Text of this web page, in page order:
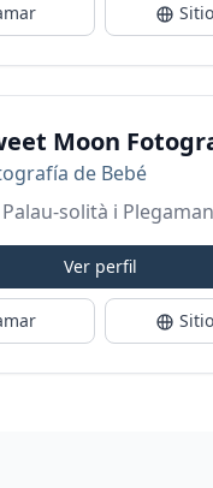
y Familia
Moon
de Bebé
Palau-solità i
Ver perfil